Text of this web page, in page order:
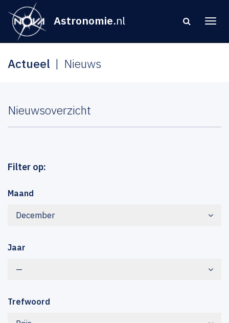
Astronomie.nl
Actueel Nieuws
Nieuwsoverzicht
Filter op:
Maand
December
Jaar
—
Trefwoord